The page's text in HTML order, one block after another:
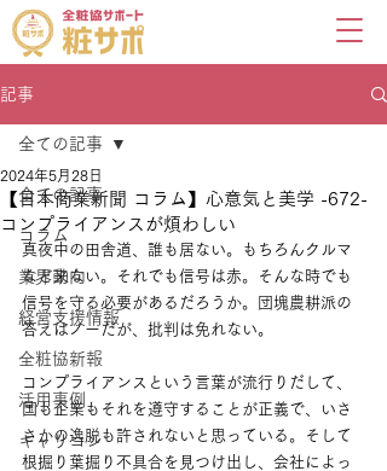
記事
全ての記事
コラム
業界動向
経営支援情報
全粧協新報
活用事例
キャリコン
全ての記事
【日本商業新聞 コラム】心意気と美学 -672-
コンプライアンスが煩わしい
2024年5月28日
真夜中の田舎道、誰も居ない。もちろんクルマ
など来ない。それでも信号は赤。そんな時でも
信号を守る必要があるだろうか。団塊農耕派の
答えはノーだが、批判は免れない。
コンプライアンスという言葉が流行りだして、
国も企業もそれを遵守することが正義で、いさ
さかの逸脱も許されないと思っている。そして
根掘り葉掘り不具合を見つけ出し、会社によっ